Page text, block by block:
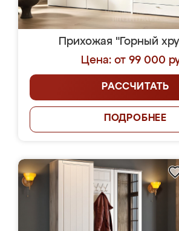
Прихожая "Горный
Цена: от 99 000
РАССЧИТАТЬ
ПОДРОБНЕЕ